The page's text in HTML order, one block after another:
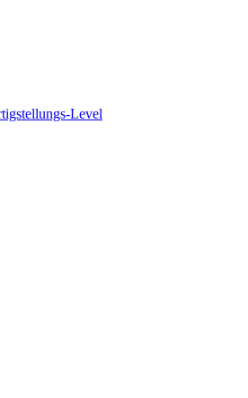
Level